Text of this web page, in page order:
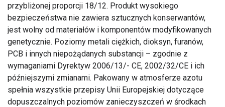
przybliżonej proporcji 18/12. Produkt wysokiego
bezpieczeństwa nie zawiera sztucznych konserwantów,
jest wolny od materiałów i komponentów modyfikowanych
genetycznie. Poziomy metali ciężkich, dioksyn, furanów,
PCB i innych niepożądanych substancji – zgodnie z
wymaganiami Dyrektyw 2006/13/- CE, 2002/32/CE i ich
późniejszymi zmianami. Pakowany w atmosferze azotu
spełnia wszystkie przepisy Unii Europejskiej dotyczące
dopuszczalnych poziomów zanieczyszczeń w środkach